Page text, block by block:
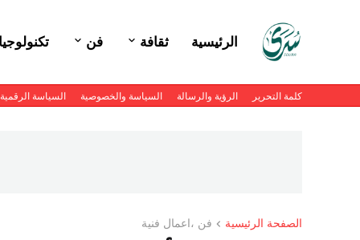
الرئيسية ثقافة فن
كلمة التحرير الرؤية والرسالة السياسة والخصوصية السياسة الرقمية
الصفحة الرئيسية فن ،اعمال فنية